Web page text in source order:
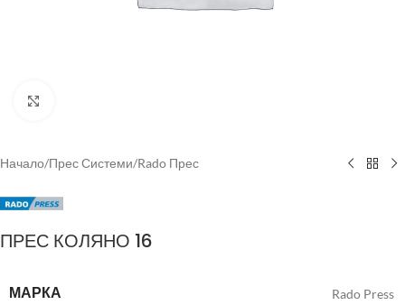
Начало/Прес Системи/Rado Прес
ПРЕС КОЛЯНО 16
МАРКА Rado Press